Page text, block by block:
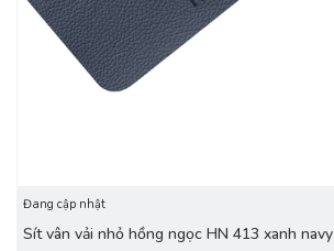
Đang cập nhật
Sít vân vải nhỏ hồng ngọc HN 413 xanh navy